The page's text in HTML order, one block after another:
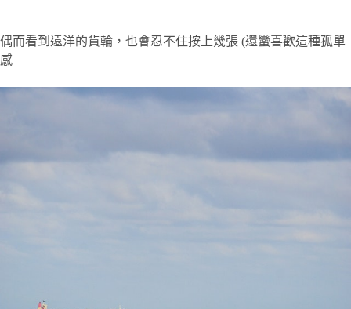
偶而看到遠洋的貨輪，也會忍不住按上幾張 (還蠻喜歡這種孤單
感